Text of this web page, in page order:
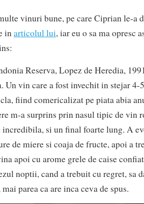
vinuri bune, pe care Ciprian le-a
inarticolul lui, iar eu o sa ma opresc
Reserva, Lopez de Heredia,
Un vin care a fost invechit in stejar 4-
fiind comericalizat pe piata abia
m-a surprins prin nasul tipic de vin
incredibila, si un final foarte lung. A
de miere si coaja de fructe, apoi a
apoi cu arome grele de caise
noptii, cand a trebuit cu regret, sa
parea ca are inca ceva de spus.